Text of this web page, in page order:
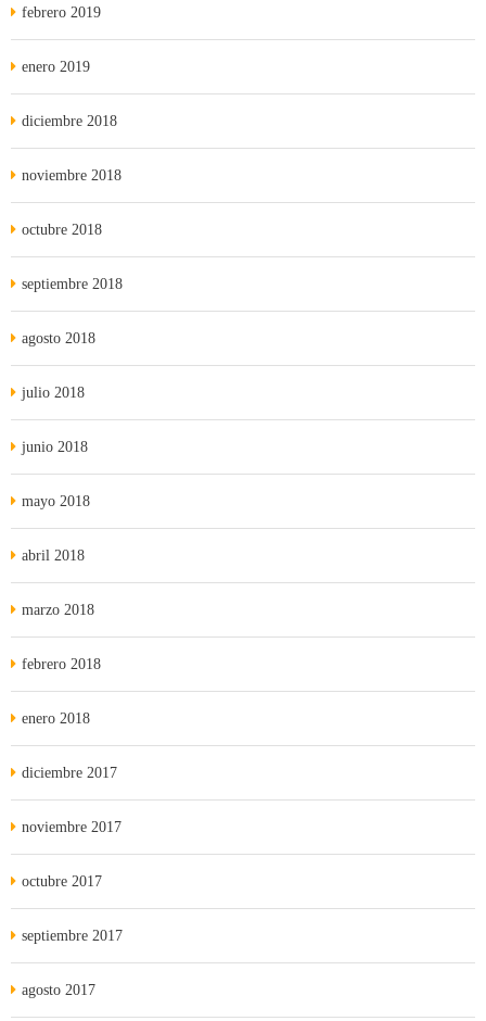
febrero 2019
enero 2019
diciembre 2018
noviembre 2018
octubre 2018
septiembre 2018
agosto 2018
julio 2018
junio 2018
mayo 2018
abril 2018
marzo 2018
febrero 2018
enero 2018
diciembre 2017
noviembre 2017
octubre 2017
septiembre 2017
agosto 2017